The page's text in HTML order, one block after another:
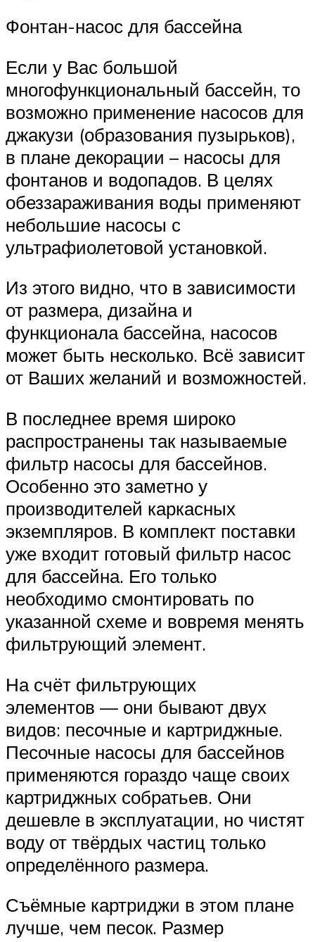
Фонтан-насос для бассейна
Если у Вас большой
многофункциональный бассейн, то
возможно применение насосов для
джакузи (образования пузырьков),
в плане декорации – насосы для
фонтанов и водопадов. В целях
обеззараживания воды применяют
небольшие насосы с
ультрафиолетовой установкой.
Из этого видно, что в зависимости
от размера, дизайна и
функционала бассейна, насосов
может быть несколько. Всё зависит
от Ваших желаний и возможностей.
В последнее время широко
распространены так называемые
фильтр насосы для бассейнов.
Особенно это заметно у
производителей каркасных
экземпляров. В комплект поставки
уже входит готовый фильтр насос
для бассейна. Его только
необходимо смонтировать по
указанной схеме и вовремя менять
фильтрующий элемент.
На счёт фильтрующих
элементов — они бывают двух
видов: песочные и картриджные.
Песочные насосы для бассейнов
применяются гораздо чаще своих
картриджных собратьев. Они
дешевле в эксплуатации, но чистят
воду от твёрдых частиц только
определённого размера.
Съёмные картриджи в этом плане
лучше, чем песок. Размер